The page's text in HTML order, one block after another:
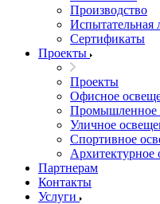
Производство
Испытательная
Сертификаты
Проекты
Проекты
Офисное
Промышленное
Уличное
Спортивное
Архитектурное
Партнерам
Контакты
Услуги